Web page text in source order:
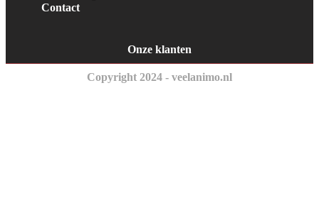
Contact
Onze klanten
Copyright 2024 - veelanimo.nl